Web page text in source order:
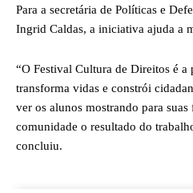
Para a secretária de Políticas e
Ingrid Caldas, a iniciativa ajuda a
“O Festival Cultura de Direitos é a
transforma vidas e constrói
ver os alunos mostrando para suas
comunidade o resultado do
concluiu.